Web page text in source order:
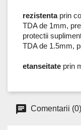
rezistentaprin
TDA de 1mm,
protectii
TDA de 1.5mm,
etanseitate prin
Comentarii (0)